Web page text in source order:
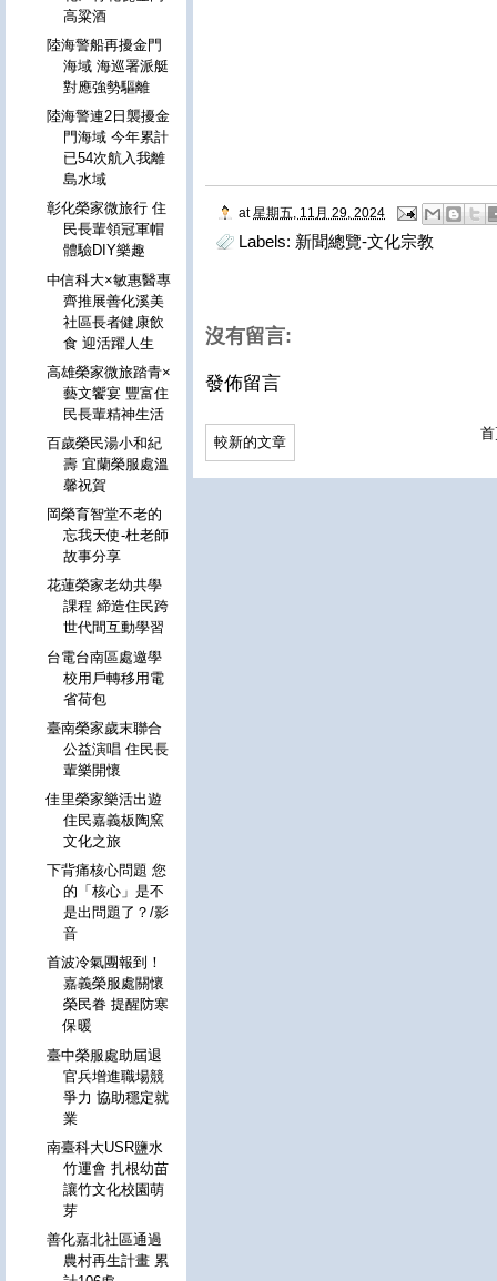
at 星期五, 11月 29, 2024
Labels: 新聞總覽-文化宗教
沒有留言:
發佈留言
較新的文章
高粱酒
陸海警船再擾金門
海域 海巡署派艇
對應強勢驅離
陸海警連2日襲擾金
門海域 今年累計
已54次航入我離
島水域
彰化榮家微旅行 住
民長輩領冠軍帽
體驗DIY樂趣
中信科大×敏惠醫專
齊推展善化溪美
社區長者健康飲
食 迎活躍人生
高雄榮家微旅踏青×
藝文饗宴 豐富住
民長輩精神生活
百歲榮民湯小和紀
壽 宜蘭榮服處溫
馨祝賀
岡榮育智堂不老的
忘我天使-杜老師
故事分享
花蓮榮家老幼共學
課程 締造住民跨
世代間互動學習
台電台南區處邀學
校用戶轉移用電
省荷包
臺南榮家歲末聯合
公益演唱 住民長
輩樂開懷
佳里榮家樂活出遊
住民嘉義板陶窯
文化之旅
下背痛核心問題 您
的「核心」是不
是出問題了？/影
音
首波冷氣團報到！
嘉義榮服處關懷
榮民眷 提醒防寒
保暖
臺中榮服處助屆退
官兵增進職場競
爭力 協助穩定就
業
南臺科大USR鹽水
竹運會 扎根幼苗
讓竹文化校園萌
芽
善化嘉北社區通過
農村再生計畫 累